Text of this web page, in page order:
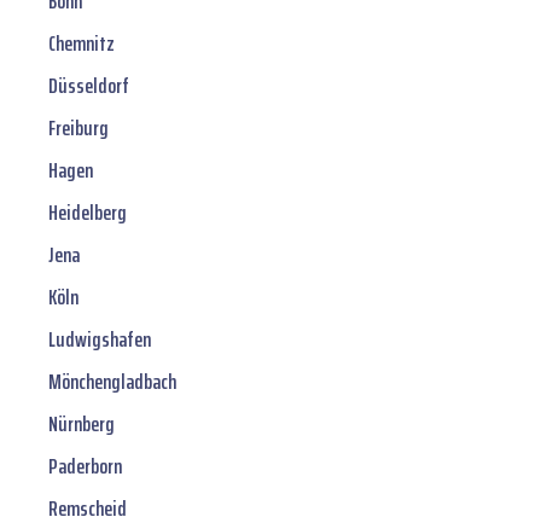
Chemnitz
Düsseldorf
Freiburg
Hagen
Heidelberg
Jena
Köln
Ludwigshafen
Mönchengladbach
Nürnberg
Paderborn
Remscheid